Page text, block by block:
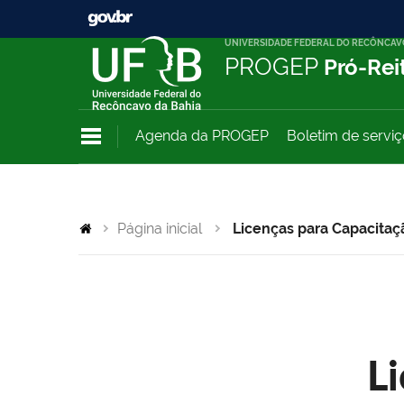
UNIVERSIDADE FEDERAL DO
PROGEP Pró-
Agenda da PROGEP Boletim de
Página inicial Licenças para